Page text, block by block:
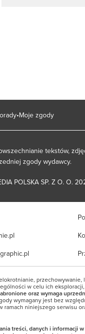
Moje zgody
tekstów,
zgody wydawcy.
POLSKA SP. Z O. O.
w celu ich
oraz wymaga
wymagany jest bez
niniejszego serwisu
treści, danych i